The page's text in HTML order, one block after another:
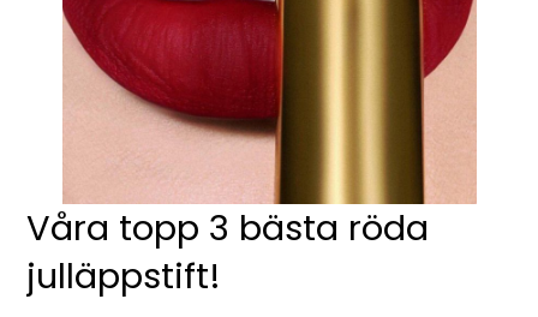
Våra topp 3 bästa röda
julläppstift!